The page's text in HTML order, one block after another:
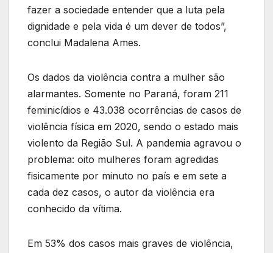
fazer a sociedade entender que a luta pela
dignidade e pela vida é um dever de todos”,
conclui Madalena Ames.
Os dados da violência contra a mulher são
alarmantes. Somente no Paraná, foram 211
feminicídios e 43.038 ocorrências de casos de
violência física em 2020, sendo o estado mais
violento da Região Sul. A pandemia agravou o
problema: oito mulheres foram agredidas
fisicamente por minuto no país e em sete a
cada dez casos, o autor da violência era
conhecido da vítima.
Em 53% dos casos mais graves de violência,